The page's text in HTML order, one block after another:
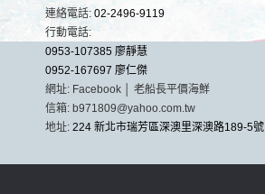
連絡電話: 02-2496-9119
行動電話:
0953-107385 廖靜慧
0952-167697 廖仁傑
網址: Facebook │ 老船長平價海鮮
信箱: b971809@yahoo.com.tw
地址: 224 新北市瑞芳區深澳里深澳路189-5號